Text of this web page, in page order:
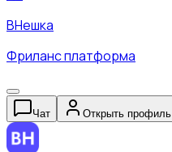
ВНешка
Фриланс платформа
Чат Открыть профиль